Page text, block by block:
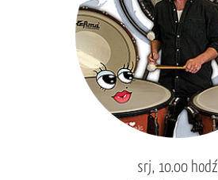
srj, 10.00 hodź